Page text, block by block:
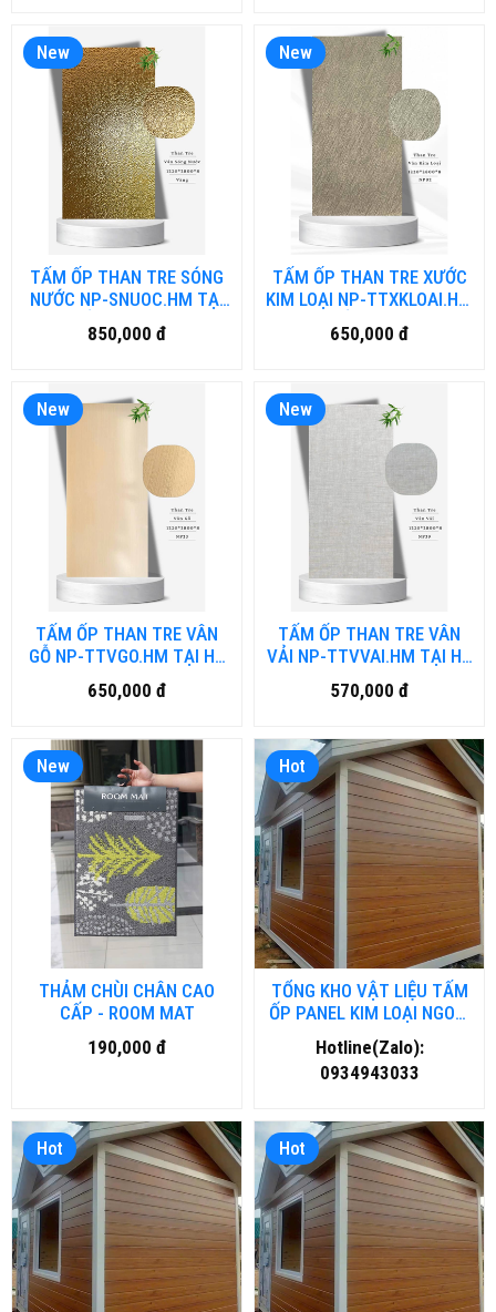
New
TẤM ỐP THAN TRE SÓNG
NƯỚC NP-SNUOC.HM TẠI
HỒ CHÍ MINH
850,000 đ
New
TẤM ỐP THAN TRE XƯỚC
KIM LOẠI NP-TTXKLOAI.HM
TẠI HỒ CHÍ MINH
650,000 đ
New
TẤM ỐP THAN TRE VÂN
GỖ NP-TTVGO.HM TẠI HỒ
CHÍ MINH
650,000 đ
New
TẤM ỐP THAN TRE VÂN
VẢI NP-TTVVAI.HM TẠI HỒ
CHÍ MINH
570,000 đ
New
THẢM CHÙI CHÂN CAO
CẤP - ROOM MAT
190,000 đ
Hot
TỔNG KHO VẬT LIỆU TẤM
ỐP PANEL KIM LOẠI NGOÀI
TRỜI TẠI NGHỆ AN
Hotline(Zalo):
0934943033
Hot Hot